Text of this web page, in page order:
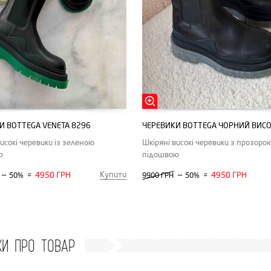
BOTTEGA VENETA 8296
черевики із зеленою
— 50% = 4950 ГРН Купити
Шкіряні високі черевики з
підошвою
9900 ГРН — 50% = 4950 ГРН
ПРО ТОВАР